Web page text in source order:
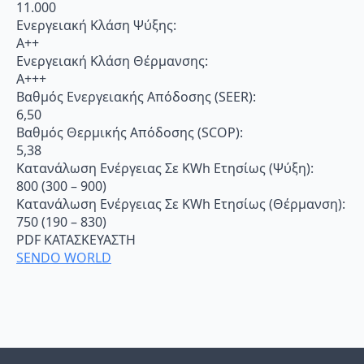
11.000
Ενεργειακή Κλάση Ψύξης:
Α++
Ενεργειακή Κλάση Θέρμανσης:
Α+++
Βαθμός Ενεργειακής Απόδοσης (SEER):
6,50
Βαθμός Θερμικής Απόδοσης (SCOP):
5,38
Κατανάλωση Ενέργειας Σε KWh Ετησίως (Ψύξη):
800 (300 – 900)
Κατανάλωση Ενέργειας Σε KWh Ετησίως (Θέρμανση):
750 (190 – 830)
PDF ΚΑΤΑΣΚΕΥΑΣΤΗ
SENDO WORLD